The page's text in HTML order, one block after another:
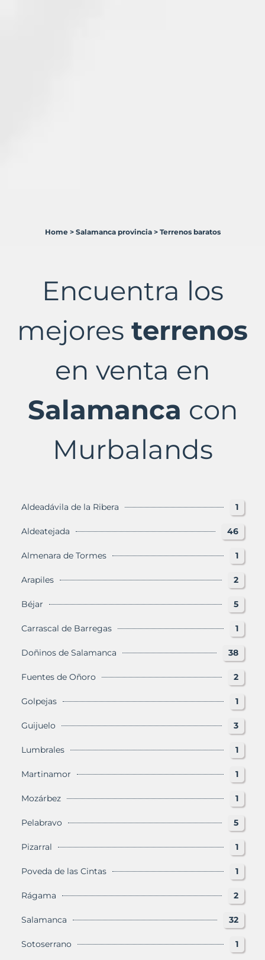
Salamanca
Murbalands
Home > Salamanca provincia > Terrenos baratos
Encuentra los
mejores terrenos
en venta en
Salamanca con
Murbalands
Aldeadávila de la Ribera 1
Aldeatejada 46
Almenara de Tormes 1
Arapiles 2
Béjar 5
Carrascal de Barregas 1
Doñinos de Salamanca 38
Fuentes de Oñoro 2
Golpejas 1
Guijuelo 3
Lumbrales 1
Martinamor 1
Mozárbez 1
Pelabravo 5
Pizarral 1
Poveda de las Cintas 1
Rágama 2
Salamanca 32
Sotoserrano 1